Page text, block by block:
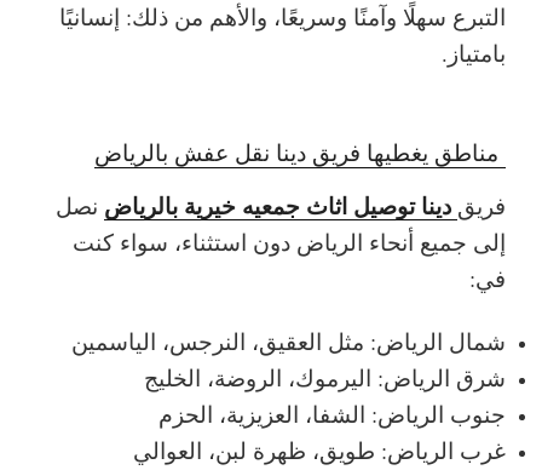
التبرع سهلًا وآمنًا وسريعًا، والأهم من ذلك: إنسانيًا
بامتياز.
مناطق يغطيها فريق دينا نقل عفش بالرياض
فريق دينا توصيل اثاث جمعيه خيرية بالرياض نصل
إلى جميع أنحاء الرياض دون استثناء، سواء كنت
في:
شمال الرياض: مثل العقيق، النرجس، الياسمين
شرق الرياض: اليرموك، الروضة، الخليج
جنوب الرياض: الشفا، العزيزية، الحزم
غرب الرياض: طويق، ظهرة لبن، العوالي